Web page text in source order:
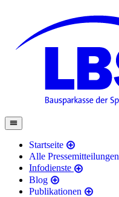
Startseite
Alle Pressemitteilungen
Infodienste
Blog
Publikationen